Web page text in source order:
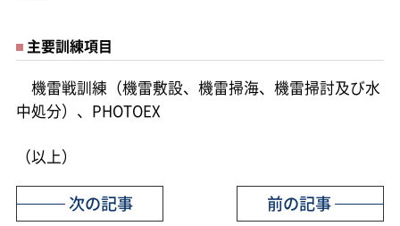
主要訓練項目
機雷戦訓練（機雷敷設、機雷掃海、機雷掃討及び水
中処分）、PHOTOEX
（以上）
前の記事
次の記事